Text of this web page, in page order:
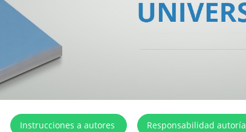
Instrucciones a autores Responsabilidad autoría